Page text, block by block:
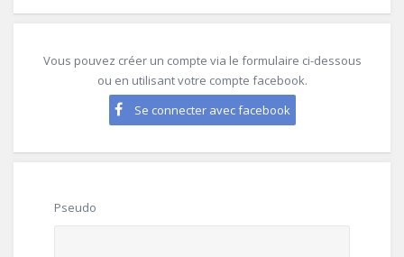
Vous pouvez créer un compte via le formulaire ci-dessous
ou en utilisant votre compte facebook.
Se connecter avec facebook
Pseudo